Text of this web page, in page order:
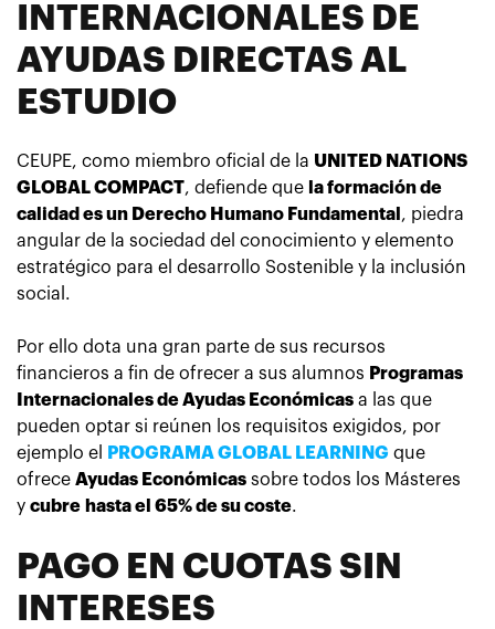
INTERNACIONALES DE
AYUDAS DIRECTAS AL
ESTUDIO
CEUPE, como miembro oficial de la UNITED NATIONS
GLOBAL COMPACT, defiende que la formación de
calidad es un Derecho Humano Fundamental , piedra
angular de la sociedad del conocimiento y elemento
estratégico para el desarrollo Sostenible y la inclusión
social.
Por ello dota una gran parte de sus recursos
financieros a fin de ofrecer a sus alumnos Programas
Internacionales de Ayudas Económicas a las que
pueden optar si reúnen los requisitos exigidos, por
ejemplo el
PROGRAMA GLOBAL LEARNING que
ofrece Ayudas Económicas sobre todos los Másteres
y cubre hasta el 65% de su coste.
PAGO EN CUOTAS SIN
INTERESES